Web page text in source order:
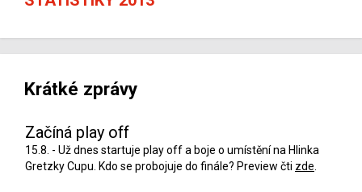
Krátké zprávy
Začíná play off
15.8. - Už dnes startuje play off a boje o umístění na Hlinka
Gretzky Cupu. Kdo se probojuje do finále? Preview čti zde